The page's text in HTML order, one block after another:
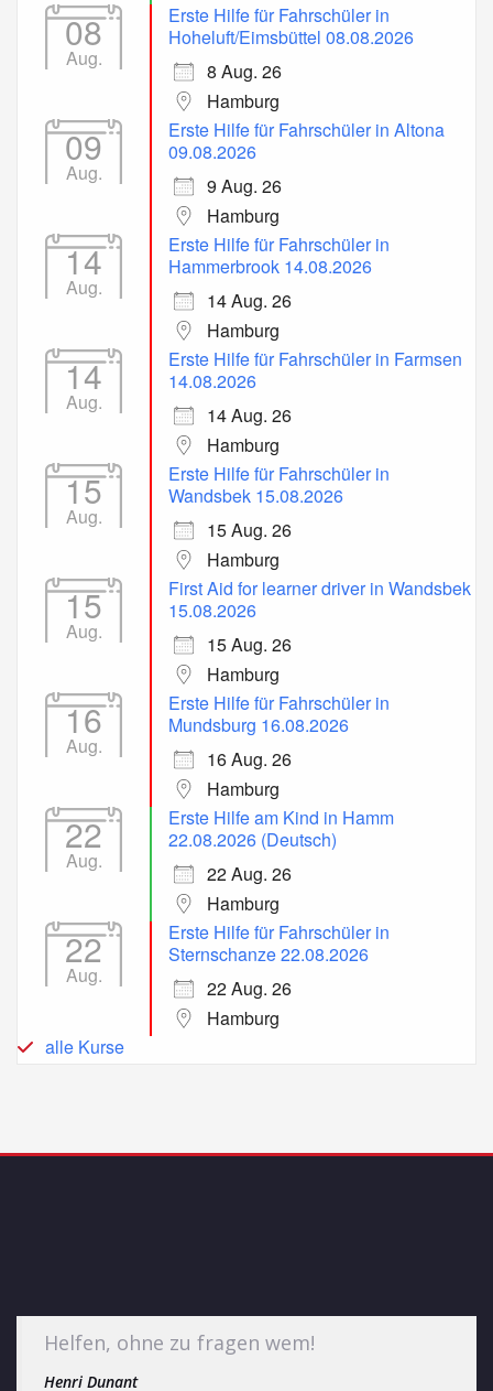
08
Aug.
Erste Hilfe für Fahrschüler in
Hoheluft/Eimsbüttel 08.08.2026
8 Aug. 26
Hamburg
09
Aug.
Erste Hilfe für Fahrschüler in Altona
09.08.2026
9 Aug. 26
Hamburg
14
Aug.
Erste Hilfe für Fahrschüler in
Hammerbrook 14.08.2026
14 Aug. 26
Hamburg
14
Aug.
Erste Hilfe für Fahrschüler in Farmsen
14.08.2026
14 Aug. 26
Hamburg
15
Aug.
Erste Hilfe für Fahrschüler in
Wandsbek 15.08.2026
15 Aug. 26
Hamburg
15
Aug.
First Aid for learner driver in Wandsbek
15.08.2026
15 Aug. 26
Hamburg
16
Aug.
Erste Hilfe für Fahrschüler in
Mundsburg 16.08.2026
16 Aug. 26
Hamburg
22
Aug.
Erste Hilfe am Kind in Hamm
22.08.2026 (Deutsch)
22 Aug. 26
Hamburg
22
Aug.
Erste Hilfe für Fahrschüler in
Sternschanze 22.08.2026
22 Aug. 26
Hamburg
alle Kurse
Helfen, ohne zu fragen wem!
Henri Dunant